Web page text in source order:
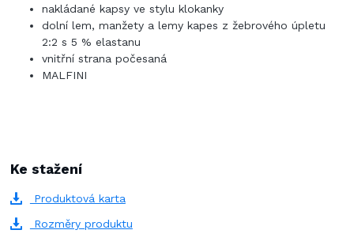
nakládané kapsy ve stylu klokanky
dolní lem, manžety a lemy kapes z žebrového úpletu
2:2 s 5 % elastanu
vnitřní strana počesaná
MALFINI
Ke stažení
Produktová karta
Rozměry produktu